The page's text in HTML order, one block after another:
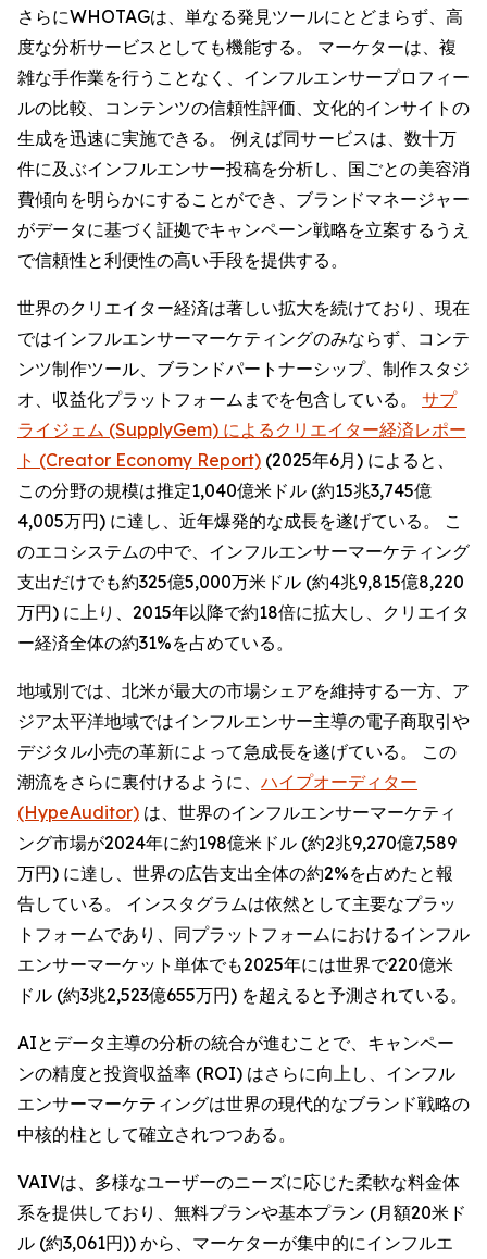
さらにWHOTAGは、単なる発見ツールにとどまらず、高
度な分析サービスとしても機能する。 マーケターは、複
雑な手作業を行うことなく、インフルエンサープロフィー
ルの比較、コンテンツの信頼性評価、文化的インサイトの
生成を迅速に実施できる。 例えば同サービスは、数十万
件に及ぶインフルエンサー投稿を分析し、国ごとの美容消
費傾向を明らかにすることができ、ブランドマネージャー
がデータに基づく証拠でキャンペーン戦略を立案するうえ
で信頼性と利便性の高い手段を提供する。
世界のクリエイター経済は著しい拡大を続けており、現在
ではインフルエンサーマーケティングのみならず、コンテ
ンツ制作ツール、ブランドパートナーシップ、制作スタジ
オ、収益化プラットフォームまでを包含している。 サプ
ライジェム (SupplyGem) によるクリエイター経済レポー
ト (Creator Economy Report) (2025年6月) によると、
この分野の規模は推定1,040億米ドル (約15兆3,745億
4,005万円) に達し、近年爆発的な成長を遂げている。 こ
のエコシステムの中で、インフルエンサーマーケティング
支出だけでも約325億5,000万米ドル (約4兆9,815億8,220
万円) に上り、2015年以降で約18倍に拡大し、クリエイタ
ー経済全体の約31%を占めている。
地域別では、北米が最大の市場シェアを維持する一方、ア
ジア太平洋地域ではインフルエンサー主導の電子商取引や
デジタル小売の革新によって急成長を遂げている。 この
潮流をさらに裏付けるように、 ハイプオーディター
(HypeAuditor) は、世界のインフルエンサーマーケティ
ング市場が2024年に約198億米ドル (約2兆9,270億7,589
万円) に達し、世界の広告支出全体の約2%を占めたと報
告している。 インスタグラムは依然として主要なプラッ
トフォームであり、同プラットフォームにおけるインフル
エンサーマーケット単体でも2025年には世界で220億米
ドル (約3兆2,523億655万円) を超えると予測されている。
AIとデータ主導の分析の統合が進むことで、キャンペー
ンの精度と投資収益率 (ROI) はさらに向上し、インフル
エンサーマーケティングは世界の現代的なブランド戦略の
中核的柱として確立されつつある。
VAIVは、多様なユーザーのニーズに応じた柔軟な料金体
系を提供しており、無料プランや基本プラン (月額20米ド
ル (約3,061円)) から、マーケターが集中的にインフルエ